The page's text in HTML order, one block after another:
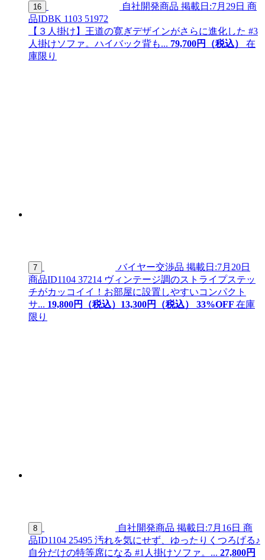
16 自社開発商品 掲載日:7月29日 商
品IDBK 1103 51972
【３人掛け】王道の寛ぎデザインがさらに進化した #3
人掛けソファ。ハイバック背も... 79,700円（税込）
在
庫限り
7 バイヤー交渉品 掲載日:7月20日
商品ID1104 37214 ヴィンテージ調のストライプステッ
チがカッコイイ！お部屋に設置しやすいコンパクト
サ... 19,800円（税込） 13,300円（税込） 33%OFF 在庫
限り
8 自社開発商品 掲載日:7月16日 商
品ID1104 25495 汚れを気にせず、ゆったりくつろげる♪
自分だけの特等席になる #1人掛けソファ。... 27,800円